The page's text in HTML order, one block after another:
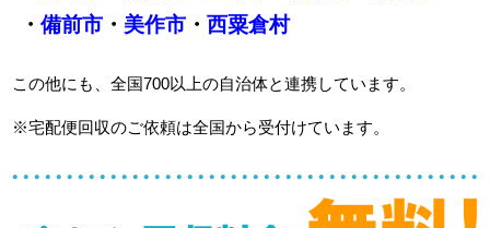
・ 備前市・ 美作市・ 西粟倉村
この他にも、全国700以上の自治体と連携しています。
※宅配便回収のご依頼は全国から受付けています。